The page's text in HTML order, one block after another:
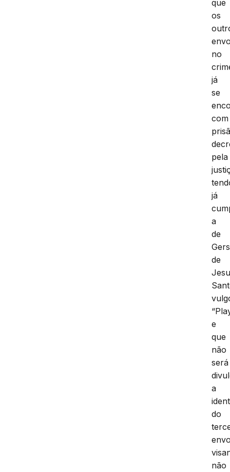
que
os
no
já
se
com
pela
já
a
de
de
e
que
não
será
a
do
não